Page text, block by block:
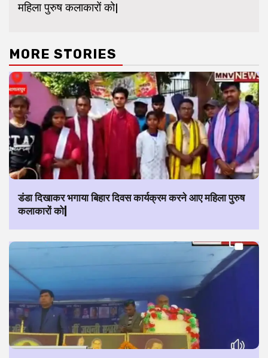
महिला पुरुष कलाकारों को|
MORE STORIES
डंडा दिखाकर भगाया बिहार दिवस कार्यक्रम करने आए महिला पुरुष
कलाकारों को|